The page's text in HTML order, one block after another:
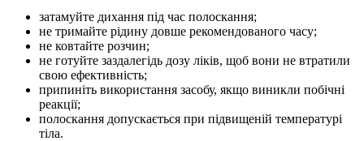
затамуйте дихання під час полоскання;
не тримайте рідину довше рекомендованого часу;
не ковтайте розчин;
не готуйте заздалегідь дозу ліків, щоб вони не втратили
свою ефективність;
припиніть використання засобу, якщо виникли побічні
реакції;
полоскання допускається при підвищеній температурі
тіла.